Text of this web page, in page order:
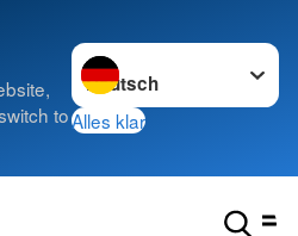
to
Sprache wechseln zu
Alles klar